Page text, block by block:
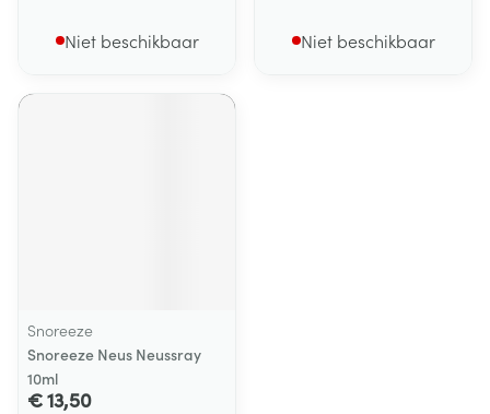
Niet beschikbaar Niet beschikbaar
Snoreeze
Snoreeze Neus Neussray
10ml
€ 13,50